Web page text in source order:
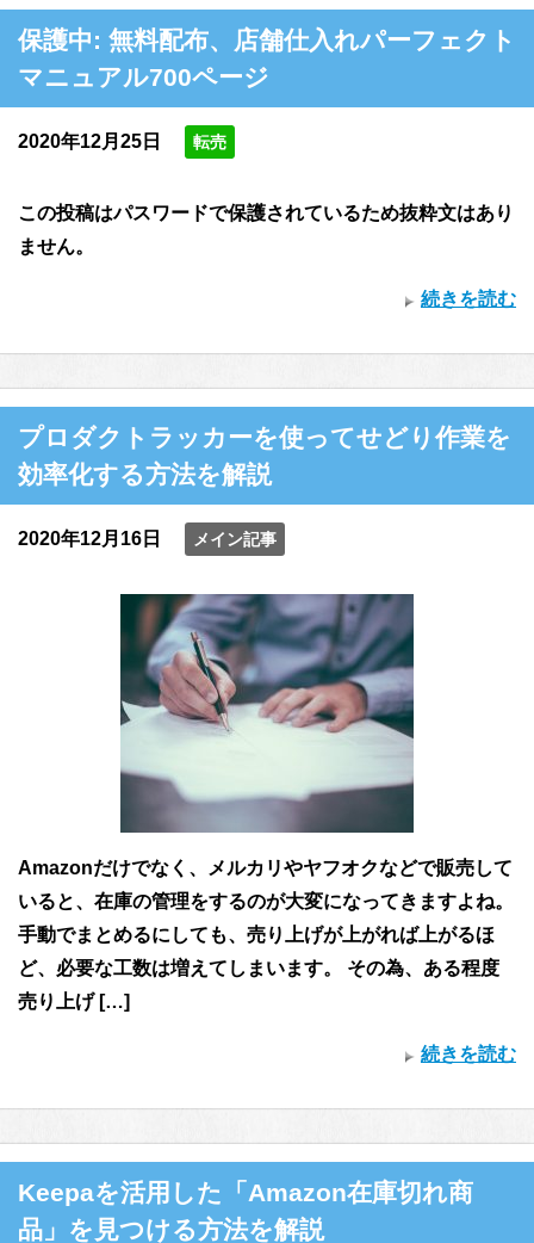
保護中: 無料配布、店舗仕入れパーフェクト
マニュアル700ページ
2020年12月25日 転売
この投稿はパスワードで保護されているため抜粋文はあり
ません。
続きを読む
プロダクトラッカーを使ってせどり作業を
効率化する方法を解説
2020年12月16日 メイン記事
Amazonだけでなく、メルカリやヤフオクなどで販売して
いると、在庫の管理をするのが大変になってきますよね。
手動でまとめるにしても、売り上げが上がれば上がるほ
ど、必要な工数は増えてしまいます。 その為、ある程度
売り上げ […]
続きを読む
Keepaを活用した「Amazon在庫切れ商
品」を見つける方法を解説